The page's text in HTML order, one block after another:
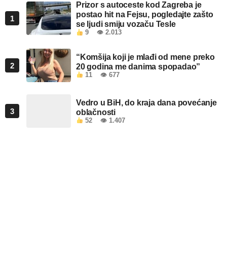
1
Prizor s autoceste kod Zagreba je
postao hit na Fejsu, pogledajte zašto
se ljudi smiju vozaču Tesle
9 👁 2.013
2
“Komšija koji je mlađi od mene preko
20 godina me danima spopadao”
11 👁 677
3
Vedro u BiH, do kraja dana povećanje
oblačnosti
52 👁 1.407